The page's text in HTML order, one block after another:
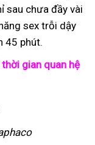
sau chưa đầy vài
sex trỗi dậy
45 phút.
gian quan hệ